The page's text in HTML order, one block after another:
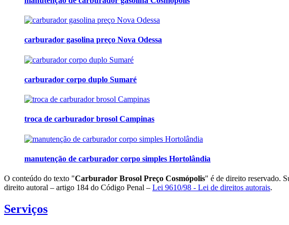
carburador gasolina preço Nova Odessa
carburador corpo duplo Sumaré
troca de carburador brosol Campinas
manutenção de carburador corpo simples Hortolândia
O conteúdo do texto "Carburador Brosol Preço Cosmópolis" é de direito reservado.
direito autoral – artigo 184 do Código Penal – Lei 9610/98 - Lei de direitos autorais.
Serviços